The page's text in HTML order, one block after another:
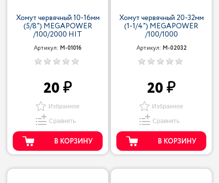
Хомут червячный 10-16мм
(5/8") MEGAPOWER
/100/2000 HIT
Артикул: M-01016
20
Избранное
Сравнить
В КОРЗИНУ
Хомут червячный 20-32мм
(1-1/4") MEGAPOWER
/100/1000
Артикул: M-02032
20
Избранное
Сравнить
В КОРЗИНУ